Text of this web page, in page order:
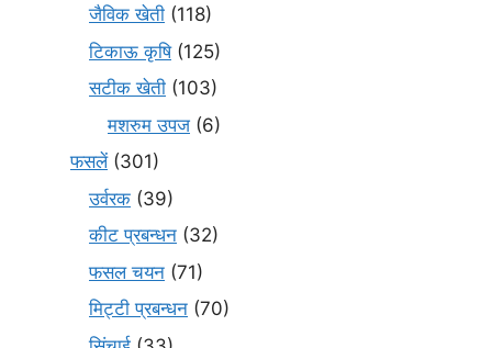
जैविक खेती (118)
टिकाऊ कृषि(125)
सटीक खेती (103)
मशरुम उपज (6)
फसलें(301)
उर्वरक (39)
कीट प्रबन्धन (32)
फसल चयन (71)
मि‌ट्टी प्रबन्धन (70)